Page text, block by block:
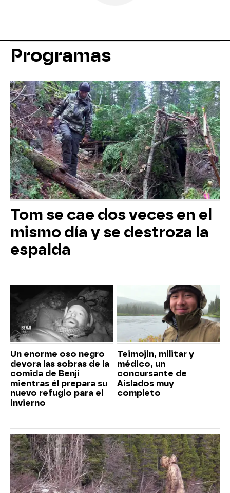
Programas
Tom se cae dos veces en el
mismo día y se destroza la
espalda
Un enorme oso negro
devora las sobras de la
comida de Benji
mientras él prepara su
nuevo refugio para el
invierno
Teimojin, militar y
médico, un
concursante de
Aislados muy
completo